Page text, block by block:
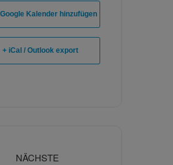
Kalender hinzufügen
+ iCal / Outlook export
NÄCHSTE